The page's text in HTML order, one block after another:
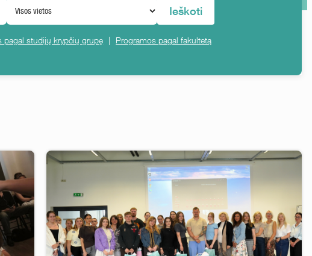
Ieškoti
pagal studijų krypčių grupę | Programos pagal fakultetą